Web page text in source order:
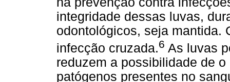
integridade dessas luvas,
odontológicos, seja mantida.
infecção cruzada.6 As luvas
reduzem a possibilidade de
patógenos presentes no